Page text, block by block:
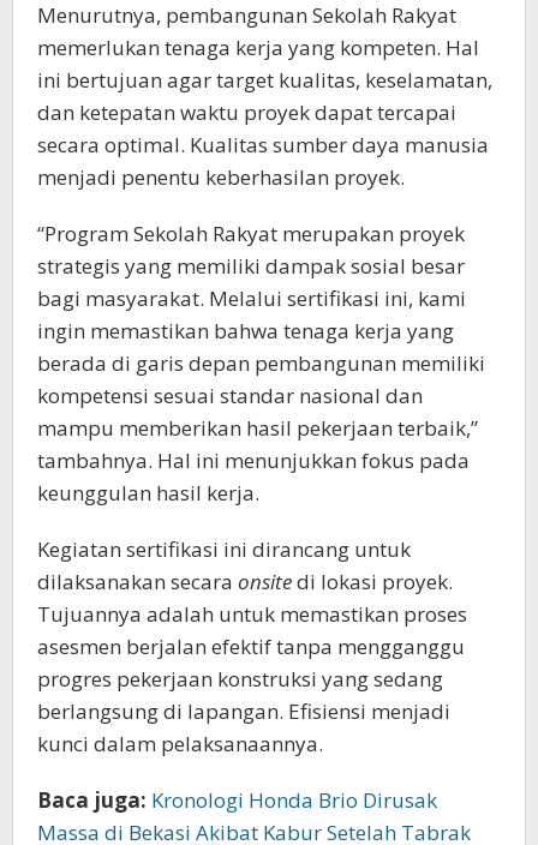
Menurutnya, pembangunan Sekolah Rakyat
memerlukan tenaga kerja yang kompeten. Hal
ini bertujuan agar target kualitas, keselamatan,
dan ketepatan waktu proyek dapat tercapai
secara optimal. Kualitas sumber daya manusia
menjadi penentu keberhasilan proyek.
“Program Sekolah Rakyat merupakan proyek
strategis yang memiliki dampak sosial besar
bagi masyarakat. Melalui sertifikasi ini, kami
ingin memastikan bahwa tenaga kerja yang
berada di garis depan pembangunan memiliki
kompetensi sesuai standar nasional dan
mampu memberikan hasil pekerjaan terbaik,”
tambahnya. Hal ini menunjukkan fokus pada
keunggulan hasil kerja.
Kegiatan sertifikasi ini dirancang untuk
dilaksanakan secara onsitedi lokasi proyek.
Tujuannya adalah untuk memastikan proses
asesmen berjalan efektif tanpa mengganggu
progres pekerjaan konstruksi yang sedang
berlangsung di lapangan. Efisiensi menjadi
kunci dalam pelaksanaannya.
Baca juga: Kronologi Honda Brio Dirusak
Massa di Bekasi Akibat Kabur Setelah Tabrak